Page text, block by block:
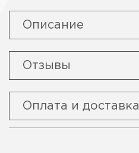
Описание
Отзывы
Оплата и доставка